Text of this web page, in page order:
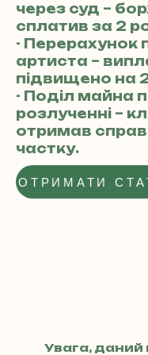
через суд –
сплатив за 2
- Перерахунок
артиста –
підвищено на
- Поділ майна
розлученні –
отримав
частку.
Увага, даний